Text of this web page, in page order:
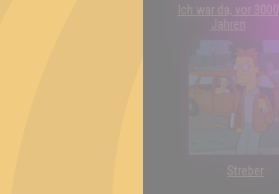
Ich war da, vor 3000
Jahren
Streber